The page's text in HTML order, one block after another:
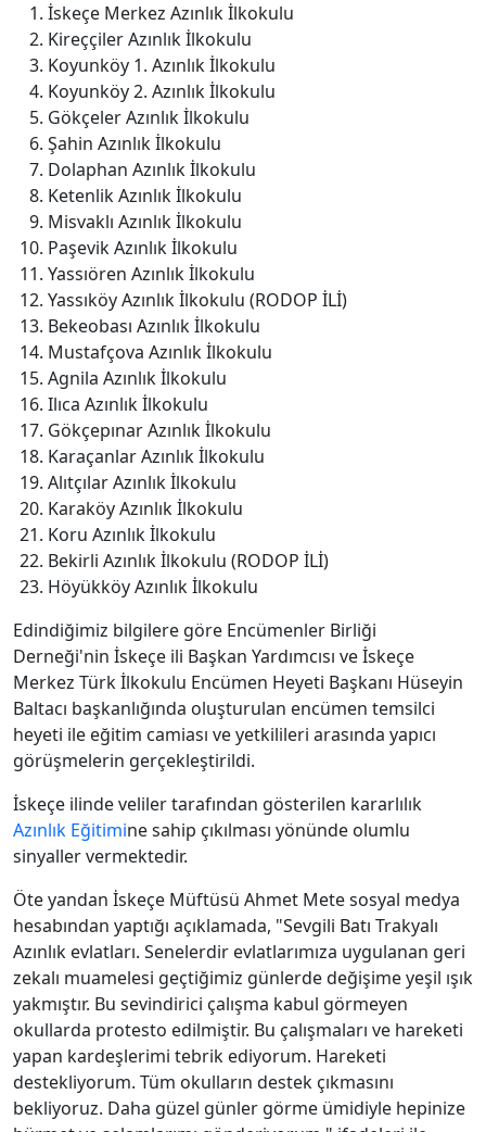
İskeçe Merkez Azınlık İlkokulu
Kireççiler Azınlık İlkokulu
Koyunköy 1. Azınlık İlkokulu
Koyunköy 2. Azınlık İlkokulu
Gökçeler Azınlık İlkokulu
Şahin Azınlık İlkokulu
Dolaphan Azınlık İlkokulu
Ketenlik Azınlık İlkokulu
Misvaklı Azınlık İlkokulu
Paşevik Azınlık İlkokulu
Yassıören Azınlık İlkokulu
Yassıköy Azınlık İlkokulu (RODOP İLİ)
Bekeobası Azınlık İlkokulu
Mustafçova Azınlık İlkokulu
Agnila Azınlık İlkokulu
Ilıca Azınlık İlkokulu
Gökçepınar Azınlık İlkokulu
Karaçanlar Azınlık İlkokulu
Alıtçılar Azınlık İlkokulu
Karaköy Azınlık İlkokulu
Koru Azınlık İlkokulu
Bekirli Azınlık İlkokulu (RODOP İLİ)
Höyükköy Azınlık İlkokulu
Edindiğimiz bilgilere göre Encümenler Birliği
Derneği'nin İskeçe ili Başkan Yardımcısı ve İskeçe
Merkez Türk İlkokulu Encümen Heyeti Başkanı Hüseyin
Baltacı başkanlığında oluşturulan encümen temsilci
heyeti ile eğitim camiası ve yetkilileri arasında yapıcı
görüşmelerin gerçekleştirildi.
İskeçe ilinde veliler tarafından gösterilen kararlılık
Azınlık Eğitimine sahip çıkılması yönünde olumlu
sinyaller vermektedir.
Öte yandan İskeçe Müftüsü Ahmet Mete sosyal medya
hesabından yaptığı açıklamada, "Sevgili Batı Trakyalı
Azınlık evlatları. Senelerdir evlatlarımıza uygulanan geri
zekalı muamelesi geçtiğimiz günlerde değişime yeşil ışık
yakmıştır. Bu sevindirici çalışma kabul görmeyen
okullarda protesto edilmiştir. Bu çalışmaları ve hareketi
yapan kardeşlerimi tebrik ediyorum. Hareketi
destekliyorum. Tüm okulların destek çıkmasını
bekliyoruz. Daha güzel günler görme ümidiyle hepinize